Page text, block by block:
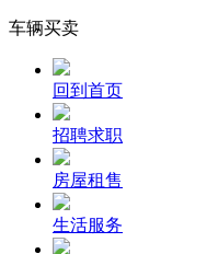
车辆买卖
回到首页
招聘求职
房屋租售
生活服务